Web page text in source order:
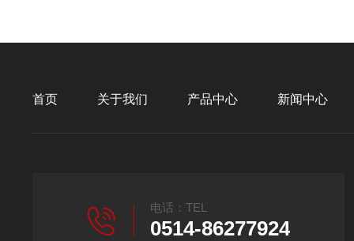
首页 关于我们 产品中心 新闻中心
电话：TEL
0514-86277924